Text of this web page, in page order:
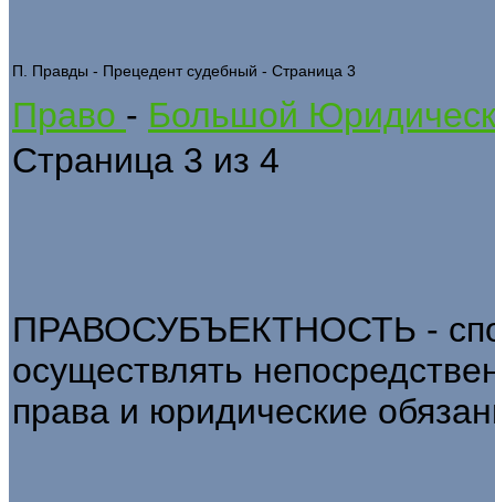
П. Правды - Прецедент судебный - Страница 3
Право - Большой
Страница 3 из 4
ПРАВОСУБЪЕКТНОСТЬ -
осуществлять
права и юридические